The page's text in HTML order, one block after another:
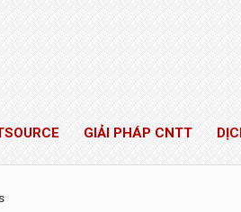
GIẢI PHÁP CNTT